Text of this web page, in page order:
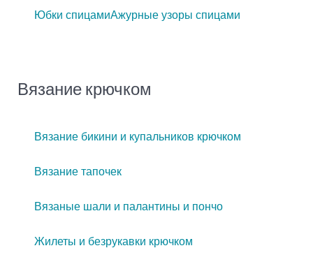
Юбки спицамиАжурные узоры спицами
Вязание крючком
Вязание бикини и купальников крючком
Вязание тапочек
Вязаные шали и палантины и пончо
Жилеты и безрукавки крючком